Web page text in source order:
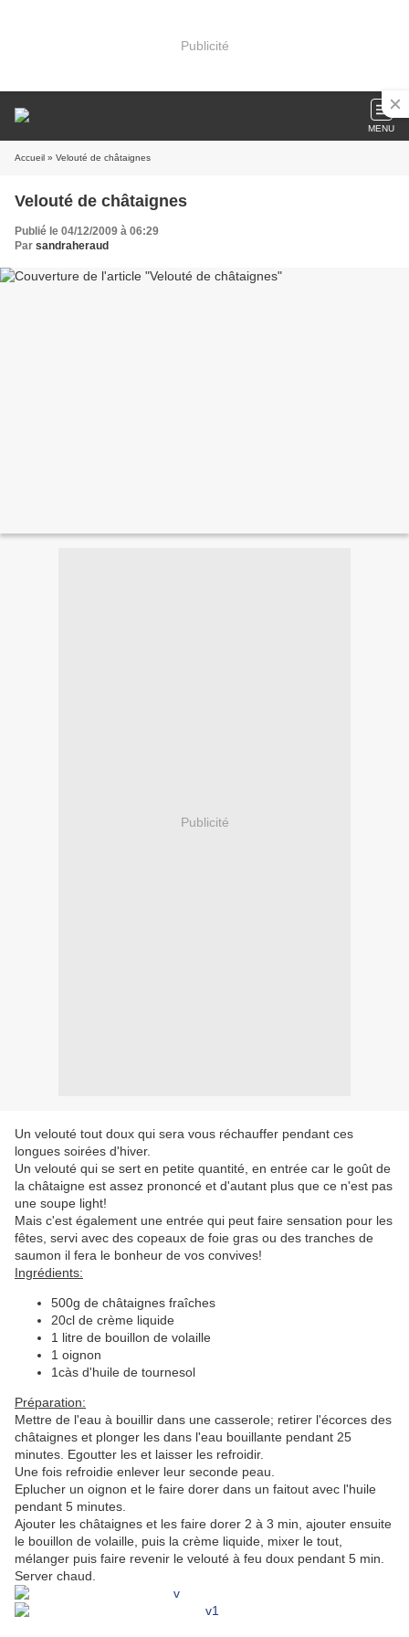
Publicité
MENU
Accueil » Velouté de châtaignes
Velouté de châtaignes
Publié le 04/12/2009 à 06:29
Par sandraheraud
Publicité
Un velouté tout doux qui sera vous réchauffer pendant ces
longues soirées d'hiver.
Un velouté qui se sert en petite quantité, en entrée car le goût de
la châtaigne est assez prononcé et d'autant plus que ce n'est pas
une soupe light!
Mais c'est également une entrée qui peut faire sensation pour les
fêtes, servi avec des copeaux de foie gras ou des tranches de
saumon il fera le bonheur de vos convives!
Ingrédients:
500g de châtaignes fraîches
20cl de crème liquide
1 litre de bouillon de volaille
1 oignon
1càs d'huile de tournesol
Préparation:
Mettre de l'eau à bouillir dans une casserole; retirer l'écorces des
châtaignes et plonger les dans l'eau bouillante pendant 25
minutes. Egoutter les et laisser les refroidir.
Une fois refroidie enlever leur seconde peau.
Eplucher un oignon et le faire dorer dans un faitout avec l'huile
pendant 5 minutes.
Ajouter les châtaignes et les faire dorer 2 à 3 min, ajouter ensuite
le bouillon de volaille, puis la crème liquide, mixer le tout,
mélanger puis faire revenir le velouté à feu doux pendant 5 min.
Server chaud.